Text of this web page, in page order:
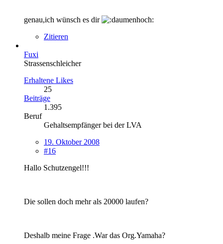
genau,ich wünsch es dir
Zitieren
Fuxi
Strassenschleicher
Erhaltene Likes
25
Beiträge
1.395
Beruf
Gehaltsempfänger bei der LVA
19. Oktober 2008
#16
Hallo Schutzengel!!!
Die sollen doch mehr als 20000 laufen?
Deshalb meine Frage .War das Org.Yamaha?